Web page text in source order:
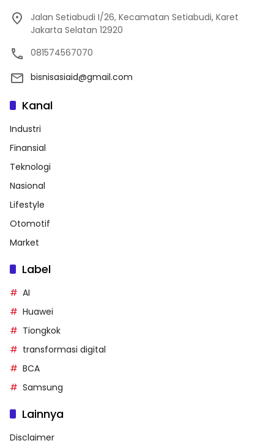
Jalan Setiabudi I/26, Kecamatan Setiabudi, Karet
Jakarta Selatan 12920
081574567070
bisnisasiaid@gmail.com
Kanal
Industri
Finansial
Teknologi
Nasional
Lifestyle
Otomotif
Market
Label
AI
Huawei
Tiongkok
transformasi digital
BCA
Samsung
Lainnya
Disclaimer